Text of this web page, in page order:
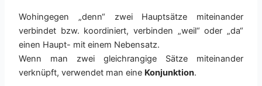
Wohingegen „denn“ zwei Hauptsätze miteinander
verbindet bzw. koordiniert, verbinden „weil“ oder „da“
einen Haupt- mit einem Nebensatz.
Wenn man zwei gleichrangige Sätze miteinander
verknüpft, verwendet man eine Konjunktion.